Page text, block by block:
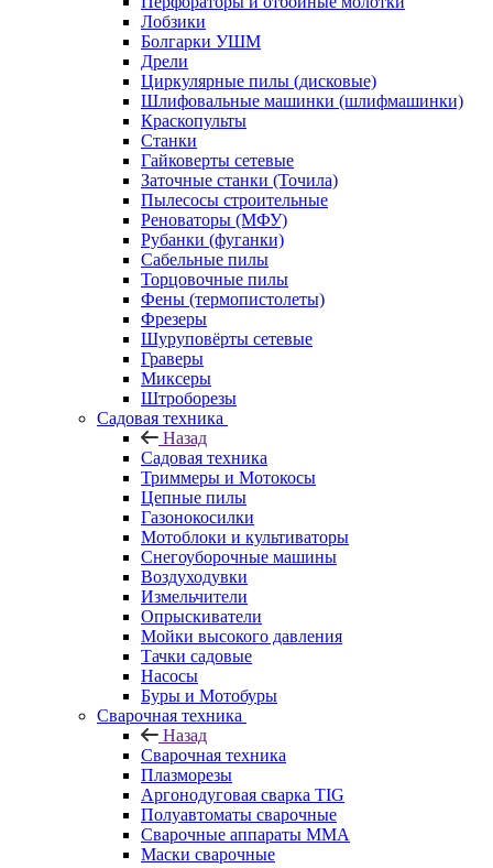
Лобзики
Болгарки УШМ
Дрели
Циркулярные пилы (дисковые)
Шлифовальные машинки (шлифмашинки)
Краскопульты
Станки
Гайковерты сетевые
Заточные станки (Точила)
Пылесосы строительные
Реноваторы (МФУ)
Рубанки (фуганки)
Сабельные пилы
Торцовочные пилы
Фены (термопистолеты)
Фрезеры
Шуруповёрты сетевые
Граверы
Миксеры
Штроборезы
Садовая техника
Назад
Садовая техника
Триммеры и Мотокосы
Цепные пилы
Газонокосилки
Мотоблоки и культиваторы
Снегоуборочные машины
Воздуходувки
Измельчители
Опрыскиватели
Мойки высокого давления
Тачки садовые
Насосы
Буры и Мотобуры
Сварочная техника
Назад
Сварочная техника
Плазморезы
Аргонодуговая сварка TIG
Полуавтоматы сварочные
Сварочные аппараты ММА
Маски сварочные